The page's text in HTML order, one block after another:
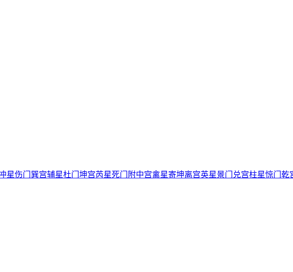
伤门巽宫辅星杜门坤宫芮星死门附中宫禽星寄坤离宫英星景门兑宫柱星惊门乾